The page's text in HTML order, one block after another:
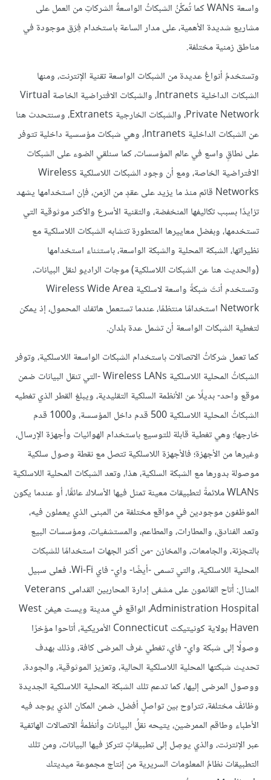
واسعة WANs كما تُمكِّنُ الشبكاتُ الواسعةُ الشركاتِ من العمل على
مشاريع شديدة الأهمية، على مدار الساعة باستخدام فِرَق موجودة في
مناطق زمنية مختلفة.
وتستخدمُ أنواعٌ عديدة من الشبكات الواسعة تقنية الإنترنت، ومنها
الشبكات الداخلية Intranets، والشبكات الافتراضية الخاصة Virtual
Private Network، والشبكات الخارجية Extranets، وسنتحدث هنا
عن الشبكات الداخلية Intranets، وهي شبكات مؤسسية داخلية تتوفر
على نطاقٍ واسع في عالم المؤسسات، كما سنلقي الضوء على الشبكات
الافتراضية الخاصة، ومع أن وجود الشبكات اللاسلكية Wireless
Networks قائم منذ ما يزيد على عقدٍ من الزمن، فإن استخدامها يشهد
تزايدًا بسبب تكاليفها المنخفضة، والتقنية الأسرع والأكثر موثوقية التي
تستخدمها، وبفضل معاييرها المتطورة تتشابه الشبكات اللاسلكية مع
نظيراتها، الشبكة المحلية والشبكة الواسعة، باستثناء استخدامها
(والحديث هنا عن الشبكات اللاسلكية) موجات الراديو لنقل البيانات،
وتستخدم أنتَ شبكةً واسعة لاسلكية Wireless Wide Area
Network استخدامًا منتظمًا، عندما تستعمل هاتفك المحمول، إذ يمكن
لتغطية الشبكات الواسعة أن تشمل عدة بلدان.
كما تعمل شركاتُ الاتصالات باستخدام الشبكات الواسعة اللاسلكية، وتوفر
الشبكاتُ المحلية اللاسلكية Wireless LANs -التي تنقل البيانات ضمن
موقع واحد- بديلًا عن الأنظمة السلكية التقليدية، ويبلغ القطر الذي تغطيه
الشبكاتُ المحلية اللاسلكية 500 قدم داخل المؤسسة، و1000 قدم
خارجها؛ وهي تغطية قابلة للتوسيع باستخدام الهوائيات وأجهزة الإرسال،
وغيرها من الأجهزة؛ فالأجهزة اللاسلكية تتصل مع نقطة وصول سلكية
موصولة بدورها مع الشبكة السلكية، هذا، وتعد الشبكات المحلية اللاسلكية
WLANs ملائمةً لتطبيقات معينة تمثل فيها الأسلاك عائقًا، أو عندما يكون
الموظفون موجودين في مواقع مختلفة من المبنى الذي يعملون فيه،
وتعد الفنادق، والمطارات، والمطاعم، والمستشفيات، ومؤسسات البيع
بالتجزئة، والجامعات، والمخازن -من أكثر الجهات استخدامًا للشبكات
المحلية اللاسلكية، والتي تسمى -أيضًا- واي- فاي Wi-Fi. فعلى سبيل
المثال: أتاح القائمون على مشفى إدارة المحاربين القدامى Veterans
Administration Hospital، الواقع في مدينة ويست هيفن West
Haven بولاية كونيتيكت Connecticut الأمريكية، أتاحوا مؤخرًا
وصولًا إلى شبكة واي- فاي، تغطي غرف المرضى كافة، وذلك بهدف
تحديث شبكتها المحلية اللاسلكية الحالية، وتعزيز الموثوقية، والجودة،
ووصول المرضى إليها، كما تدعم تلك الشبكة المحلية اللاسلكية الجديدة
وظائفَ مختلفة، تتراوح بين تواصلٍ أفضل، ضمن المكان الذي يوجد فيه
الأطباء وطاقم الممرضين، يتيحه نقلُ البيانات وأنظمةُ الاتصالات الهاتفية
عبر الإنترنت، والذي يوصِل إلى تطبيقاتٍ تتركز فيها البيانات، ومن تلك
التطبيقات نظامُ المعلومات السريرية من إنتاج مجموعة ميديتك